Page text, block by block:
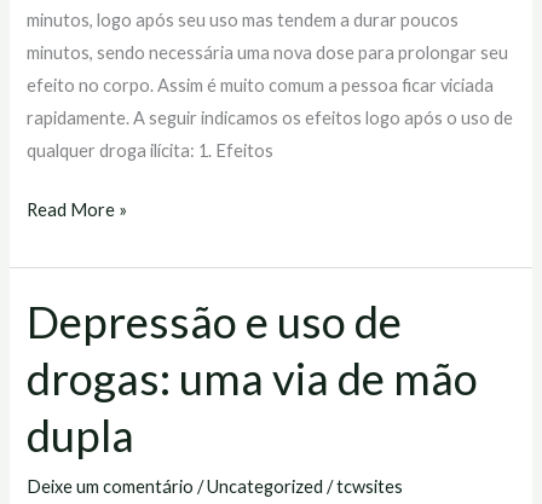
minutos, logo após seu uso mas tendem a durar poucos
minutos, sendo necessária uma nova dose para prolongar seu
efeito no corpo. Assim é muito comum a pessoa ficar viciada
rapidamente. A seguir indicamos os efeitos logo após o uso de
qualquer droga ilícita: 1. Efeitos
Read More »
Depressão e uso de
drogas: uma via de mão
dupla
Deixe um comentário /Uncategorized /tcwsites
Depressão
e
uso
drogas: